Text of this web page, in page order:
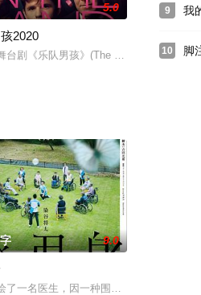
着“离婚”二字外，景浩也算是完美（？）
5.0
2020
台剧《乐队男孩》(The Boys in the Band)
憧憬舞蹈学校
秀做准备的同时，努力应对名利和行业压
9.0
了一名医生，因一种围绕“废用身”——因
9 我
10 脚